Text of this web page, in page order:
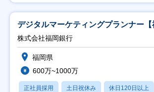
デジタルマーケティングプランナー【
株式会社福岡銀行
福岡県
600万~1000万
正社員採用 土日祝休み 休日120日以上